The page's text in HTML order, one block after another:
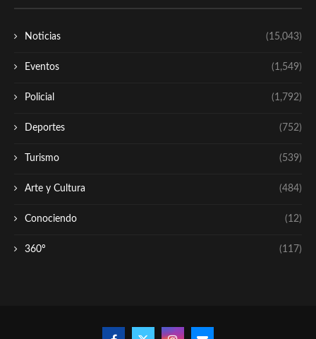
Noticias (15,043)
Eventos (1,549)
Policial (1,792)
Deportes (752)
Turismo (539)
Arte y Cultura (484)
Conociendo (12)
360º (117)